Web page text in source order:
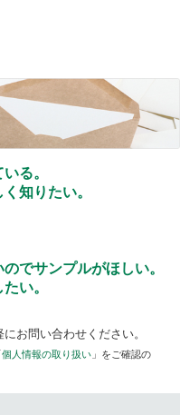
る。
知りたい。
でサンプルがほしい。
い。
お問い合わせください。
個人情報の取り扱い 」をご確認の